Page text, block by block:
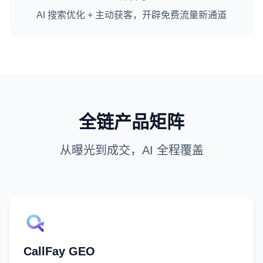
AI 搜索优化 + 主动获客，开辟免费流量新通道
全链产品矩阵
从曝光到成交，AI 全程覆盖
CallFay GEO